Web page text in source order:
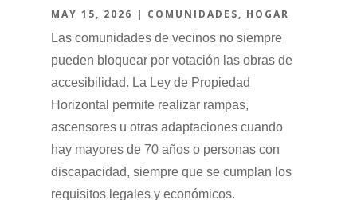
MAY 15, 2026 | COMUNIDADES, HOGAR
Las comunidades de vecinos no siempre
pueden bloquear por votación las obras de
accesibilidad. La Ley de Propiedad
Horizontal permite realizar rampas,
ascensores u otras adaptaciones cuando
hay mayores de 70 años o personas con
discapacidad, siempre que se cumplan los
requisitos legales y económicos.